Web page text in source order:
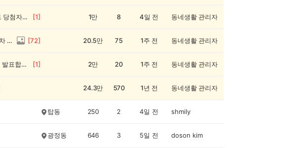
💰[당첨자 발표] 26회차 우리 동네 정보왕 이벤트 당첨자를 발표합니다! [1] 1만 8 4일 전 동네생활 관리자
💸 전원 2,000캐시 지급! 우리 동네 정보왕 27회차 (~8/10) [72] 20.5만 75 1주 전 동네생활 관리자
💰[당첨자 발표] 우리 동네 썰전 12회차 당첨자를 발표합니다! [1] 2만 20 1주 전 동네생활 관리자
24.3만 570 1년 전 동네생활 관리자
탑동 250 2 4일 전 shmily
광정동 646 3 5일 전 doson kim